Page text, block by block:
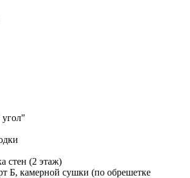
стен (2 этаж)
Б, камерной сушки (по обрешетке